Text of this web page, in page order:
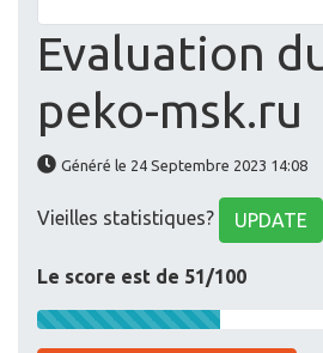
Evaluation
peko-msk.ru
Généré le 24 Septembre 2023 14:08
Vieilles statistiques? UPDATE
Le score est de 51/100